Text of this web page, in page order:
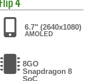
6.7" (2640x1080)
AMOLED
8GO
Snapdragon 8
SoC